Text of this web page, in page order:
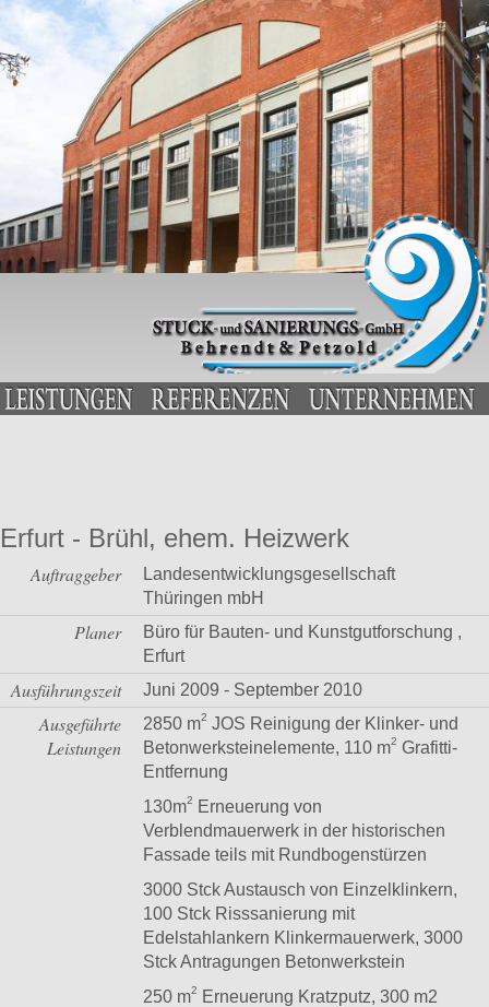
Erfurt - Brühl, ehem. Heizwerk
Auftraggeber
Landesentwicklungsgesellschaft
Thüringen mbH
Planer
Büro für Bauten- und Kunstgutforschung ,
Erfurt
Ausführungszeit Juni 2009 - September 2010
Ausgeführte
Leistungen
2850 m2 JOS Reinigung der Klinker- und
Betonwerksteinelemente, 110 m2 Grafitti-
Entfernung
130m2
Erneuerung von
Verblendmauerwerk in der historischen
Fassade teils mit Rundbogenstürzen
3000 Stck Austausch von Einzelklinkern,
100 Stck Risssanierung mit
Edelstahlankern Klinkermauerwerk, 3000
Stck Antragungen Betonwerkstein
250 m2
Erneuerung Kratzputz, 300 m2